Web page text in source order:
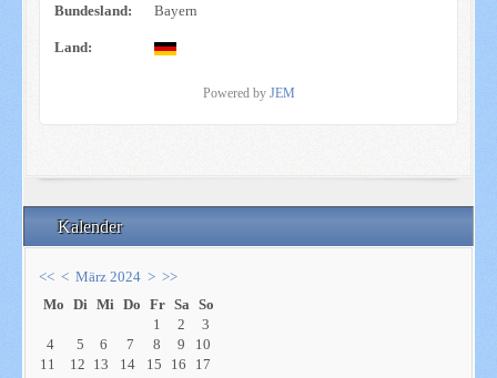
Kalender
<< < März 2024 > >>
Mo Di Mi Do Fr Sa So
1
2
3
4
5 6 7 8 9
10
11
12 13 14 15 16
17
Bundesland: Bayern
Land:
Powered by JEM